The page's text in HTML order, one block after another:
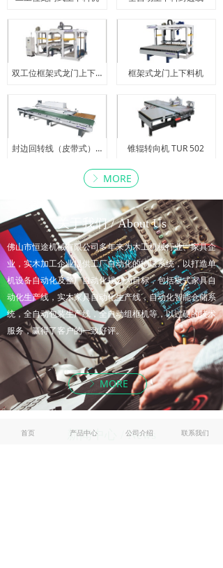
双工位框架式龙门上下料机 框架式龙门上下料机
封边回转线（皮带式） BR604 锥辊转向机 TUR 502
关于我们 / About Us
ꁕ MORE
佛山市恒途机械有限公司多年来为木工机械行业、家具企
业，实木加工企业提供工厂自动化的输送系统，以打造单
机设备自动化及整厂自动化规划为目标，包括板式家具自
动化生产线，实木家具自动化生产线，自动化智能仓储系
统，全自动包装生产线，全自动组框机等，以过硬的技术
服务，赢得了客户的一致好评。
ꁕ MORE
新闻中心 / News
首页 产品中心 公司介绍 联系我们